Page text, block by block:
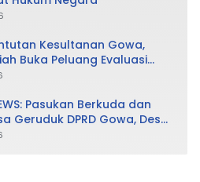
Kesultanan Gowa,
Buka Peluang Evaluasi
Direvisi Bahkan Diganti
Pasukan Berkuda dan
Geruduk DPRD Gowa, Desak